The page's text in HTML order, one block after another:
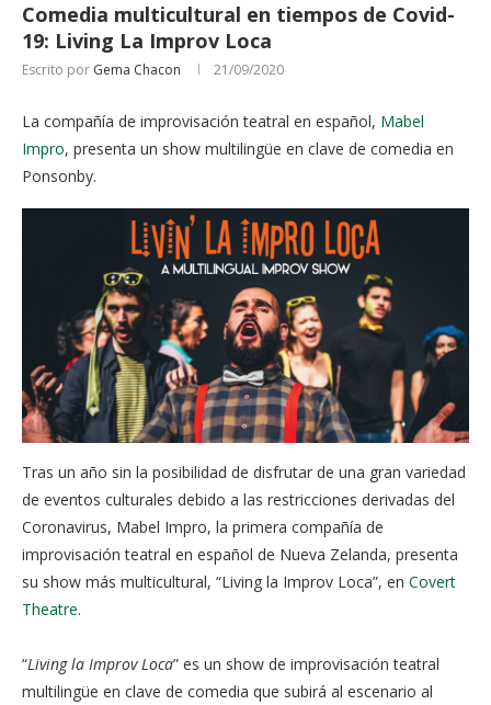
Comedia multicultural en tiempos de Covid-
19: Living La Improv Loca
Escrito por Gema Chacon 21/09/2020
La compañía de improvisación teatral en español, Mabel
Impro, presenta un show multilingüe en clave de comedia en
Ponsonby.
Tras un año sin la posibilidad de disfrutar de una gran variedad
de eventos culturales debido a las restricciones derivadas del
Coronavirus, Mabel Impro, la primera compañía de
improvisación teatral en español de Nueva Zelanda, presenta
su show más multicultural, “Living la Improv Loca”, en Covert
Theatre.
“Living la Improv Loca” es un show de improvisación teatral
multilingüe en clave de comedia que subirá al escenario al